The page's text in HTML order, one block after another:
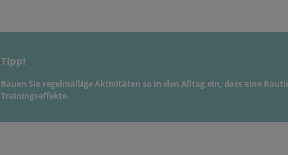
Tipp!
Bauen Sie regelmäßige Aktivitäten so in den Alltag ein, dass eine
Trainingseffekte.